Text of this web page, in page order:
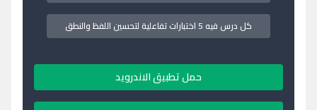
كل درس فيه 5 اختبارات تفاعلية لتحسين اللفظ والنطق
حمل تطبيق الاندرويد